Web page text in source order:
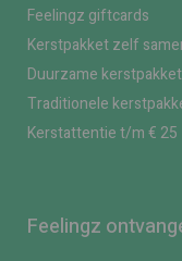
Feelingz giftcards
Kerstpakket zelf
Duurzame
Traditionele
Kerstattentie t/m € 25
Feelingz